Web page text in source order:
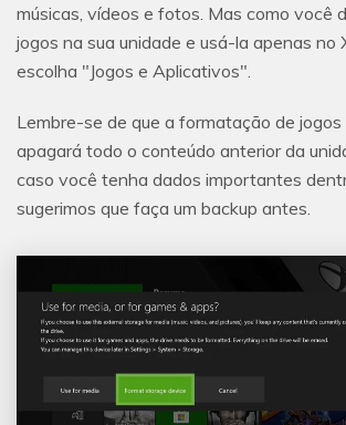
músicas, vídeos e fotos. Mas como você
jogos na sua unidade e usá-la apenas no
escolha "Jogos e Aplicativos".
Lembre-se de que a formatação de
apagará todo o conteúdo anterior da
caso você tenha dados importantes
sugerimos que faça um backup antes.